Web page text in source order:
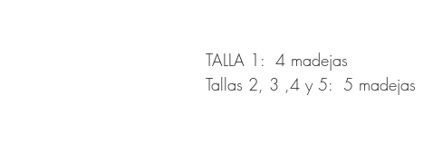
TALLA 1: 4 madejas
Tallas 2, 3 ,4 y 5: 5 madejas